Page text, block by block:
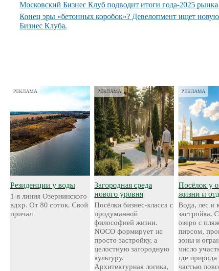
Московский Бизнес Клуб подводит итоги года-2025
Конец эры «бетонных коробок»? Девелопмент ищет
Бизнес Клуба.
РЕКЛАМА
Резиденции у воды
1-я линия Озернинского
вдхр. От 80 соток. Свой
причал
РЕКЛАМА
Загородная среда
нового уровня
Посёлки бизнес-класса с
продуманной
философией жизни.
NOCO формирует не
просто застройку, а
целостную загородную
культуру.
Архитектурная логика,
РЕКЛАМА
Посёлок у
жизни и
Вода, лес и
застройка.
озеро с
пирсом,
зоны и
число
где природа
частью